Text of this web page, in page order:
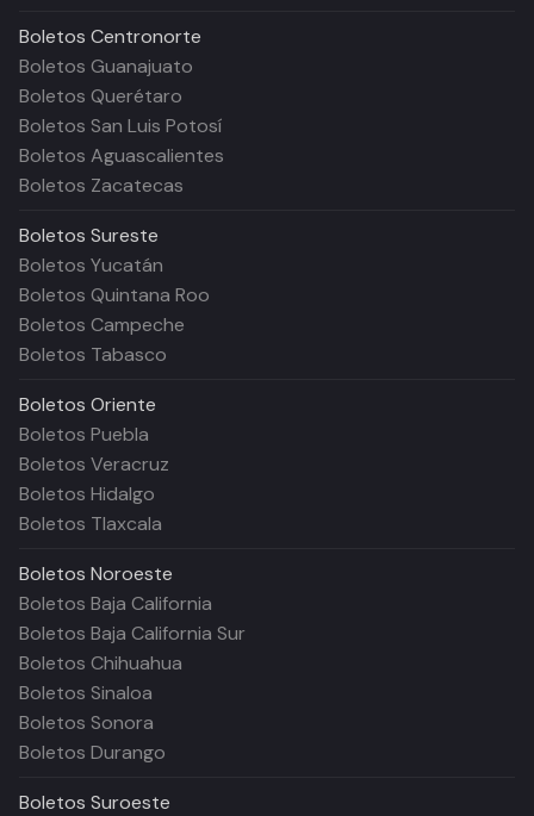
Boletos Centronorte
Boletos Guanajuato
Boletos Querétaro
Boletos San Luis Potosí
Boletos Aguascalientes
Boletos Zacatecas
Boletos Sureste
Boletos Yucatán
Boletos Quintana Roo
Boletos Campeche
Boletos Tabasco
Boletos Oriente
Boletos Puebla
Boletos Veracruz
Boletos Hidalgo
Boletos Tlaxcala
Boletos Noroeste
Boletos Baja California
Boletos Baja California Sur
Boletos Chihuahua
Boletos Sinaloa
Boletos Sonora
Boletos Durango
Boletos Suroeste